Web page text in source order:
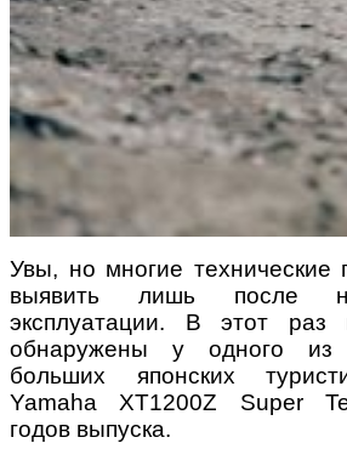
Увы, но многие
выявить лишь после
эксплуатации. В этот
обнаружены у одного из
больших японских
Yamaha XT1200Z Super
годов выпуска.